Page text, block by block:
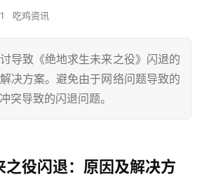
吃鸡资讯
导致《绝地求生未来之役》闪退的
决方案。避免由于网络问题导致的
突导致的闪退问题。
之役闪退：原因及解决方